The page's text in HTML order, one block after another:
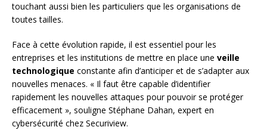
touchant aussi bien les particuliers que les organisations de
toutes tailles.
Face à cette évolution rapide, il est essentiel pour les
entreprises et les institutions de mettre en place une veille
technologique constante afin d’anticiper et de s’adapter aux
nouvelles menaces. « Il faut être capable d’identifier
rapidement les nouvelles attaques pour pouvoir se protéger
efficacement », souligne Stéphane Dahan, expert en
cybersécurité chez Securiview.